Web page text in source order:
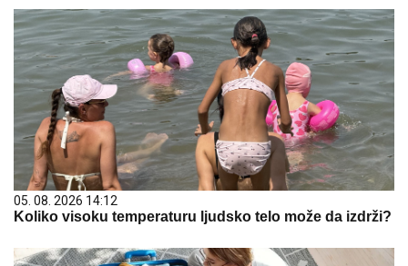
05. 08. 2026 14:12
Koliko visoku temperaturu ljudsko telo može da izdrži?